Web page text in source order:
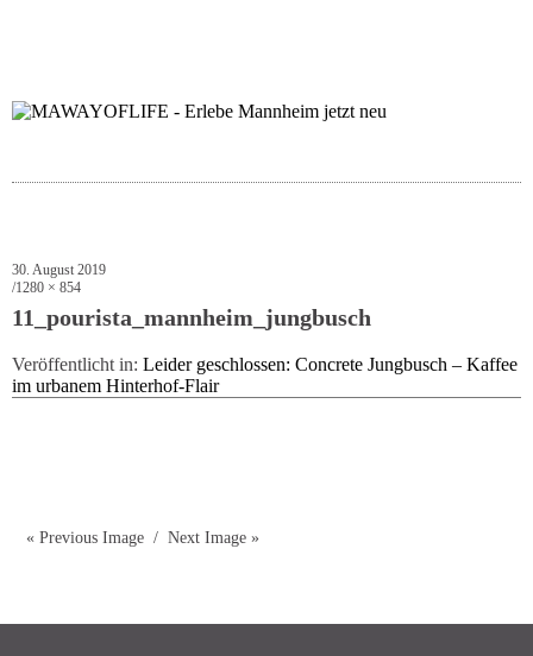
30. August 2019
1280 × 854
11_pourista_mannheim_jungbusch
Veröffentlicht in: Leider geschlossen: Concrete Jungbusch – Kaffee
im urbanem Hinterhof-Flair
« Previous Image Next Image »